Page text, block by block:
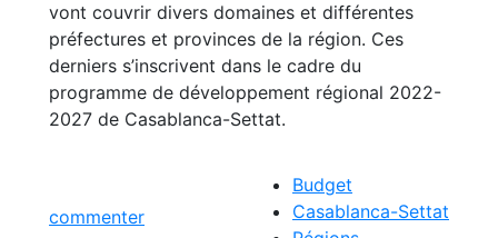
vont couvrir divers domaines et différentes
préfectures et provinces de la région. Ces
derniers s’inscrivent dans le cadre du
programme de développement régional 2022-
2027 de Casablanca-Settat.
commenter
Budget
Casablanca-Settat